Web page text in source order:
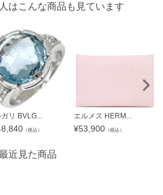
はこんな商品も見ています
ガリ BVLG...
（税込）
エルメス HERM...
¥53,900 （税込）
近見た商品